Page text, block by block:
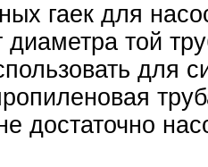
гаек для
диаметра той
для
достаточно